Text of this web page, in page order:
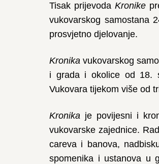
Tisak prijevoda Kronike
vukovarskog samostana
prosvjetno djelovanje.
Kronika vukovarskog
i grada i okolice od 18.
Vukovara tijekom više od
Kronika je povijesni i
vukovarske zajednice.
careva i banova,
spomenika i ustanova u